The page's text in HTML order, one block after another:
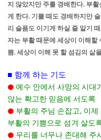
지 않았지만 주를 경배한다. 부활
게 한다. 기쁠 때도 경배하지만
리 슬픔도 이기게 하실 줄 알기
자는 부활 때문에 세상이 이해할
쁨. 세상이 이해 못 할 섬김의 삶
■ 함께 하는 기도
⚫ 예수 안에서 사망의 시대
않는 확고한 믿음에 서도록
⚫ 부활의 주님 손잡고, 이제
부활의 기쁨으로 섬겨 살도
⚫ 우리를 너무나 존대해 주